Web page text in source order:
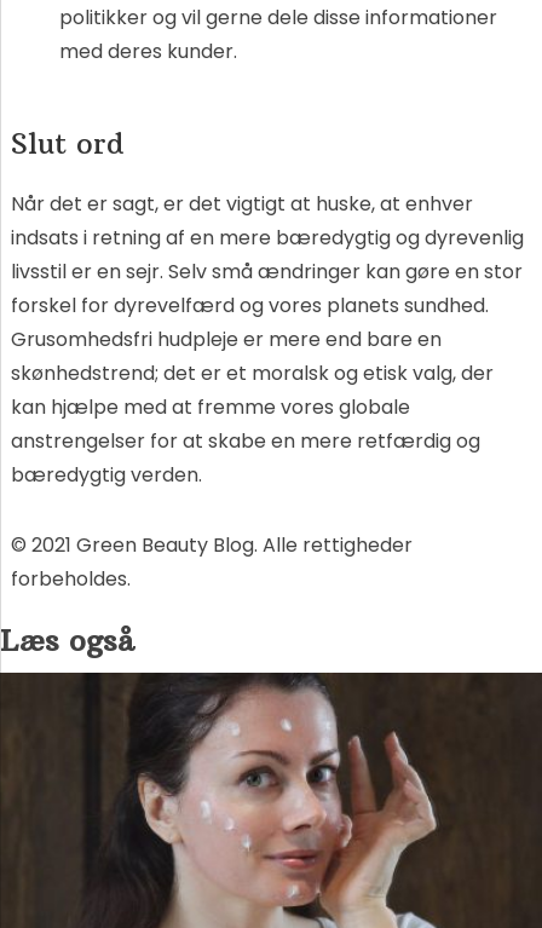
politikker og vil gerne dele disse informationer
med deres kunder.
Slut ord
Når det er sagt, er det vigtigt at huske, at enhver
indsats i retning af en mere bæredygtig og dyrevenlig
livsstil er en sejr. Selv små ændringer kan gøre en stor
forskel for dyrevelfærd og vores planets sundhed.
Grusomhedsfri hudpleje er mere end bare en
skønhedstrend; det er et moralsk og etisk valg, der
kan hjælpe med at fremme vores globale
anstrengelser for at skabe en mere retfærdig og
bæredygtig verden.
© 2021 Green Beauty Blog. Alle rettigheder
forbeholdes.
Læs også